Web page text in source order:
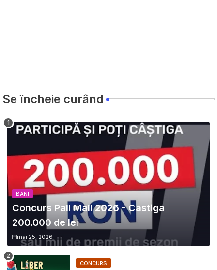
Se încheie curând
BANI
Concurs Pall Mall 2026 - Castiga
200.000 de lei
mai 25, 2026
CONCURS